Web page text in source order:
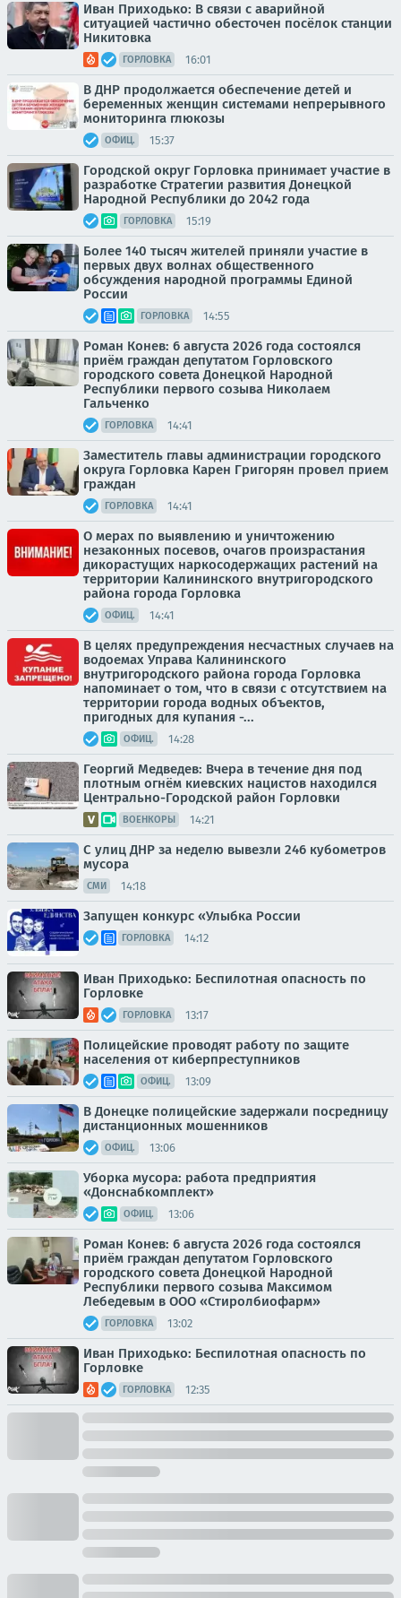
Иван Приходько: В связи с аварийной
ситуацией частично обесточен посёлок станции
Никитовка
ГОРЛОВКА 16:01
В ДНР продолжается обеспечение детей и
беременных женщин системами непрерывного
мониторинга глюкозы
ОФИЦ. 15:37
Городской округ Горловка принимает участие в
разработке Стратегии развития Донецкой
Народной Республики до 2042 года
ГОРЛОВКА 15:19
Более 140 тысяч жителей приняли участие в
первых двух волнах общественного
обсуждения народной программы Единой
России
ГОРЛОВКА 14:55
Роман Конев: 6 августа 2026 года состоялся
приём граждан депутатом Горловского
городского совета Донецкой Народной
Республики первого созыва Николаем
Гальченко
ГОРЛОВКА 14:41
Заместитель главы администрации городского
округа Горловка Карен Григорян провел прием
граждан
ГОРЛОВКА 14:41
О мерах по выявлению и уничтожению
незаконных посевов, очагов произрастания
дикорастущих наркосодержащих растений на
территории Калининского внутригородского
района города Горловка
ОФИЦ. 14:41
В целях предупреждения несчастных случаев на
водоемах Управа Калининского
внутригородского района города Горловка
напоминает о том, что в связи с отсутствием на
территории города водных объектов,
пригодных для купания -...
ОФИЦ. 14:28
Георгий Медведев: Вчера в течение дня под
плотным огнём киевских нацистов находился
Центрально-Городской район Горловки
ВОЕНКОРЫ 14:21
С улиц ДНР за неделю вывезли 246 кубометров
мусора
СМИ 14:18
Запущен конкурс «Улыбка России
ГОРЛОВКА 14:12
Иван Приходько: Беспилотная опасность по
Горловке
ГОРЛОВКА 13:17
Полицейские проводят работу по защите
населения от киберпреступников
ОФИЦ. 13:09
В Донецке полицейские задержали посредницу
дистанционных мошенников
ОФИЦ. 13:06
Уборка мусора: работа предприятия
«Донснабкомплект»
ОФИЦ. 13:06
Роман Конев: 6 августа 2026 года состоялся
приём граждан депутатом Горловского
городского совета Донецкой Народной
Республики первого созыва Максимом
Лебедевым в ООО «Стиролбиофарм»
ГОРЛОВКА 13:02
Иван Приходько: Беспилотная опасность по
Горловке
ГОРЛОВКА 12:35